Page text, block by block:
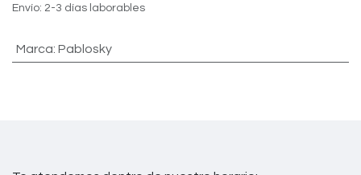
Envío: 2-3 días laborables
Marca: Pablosky